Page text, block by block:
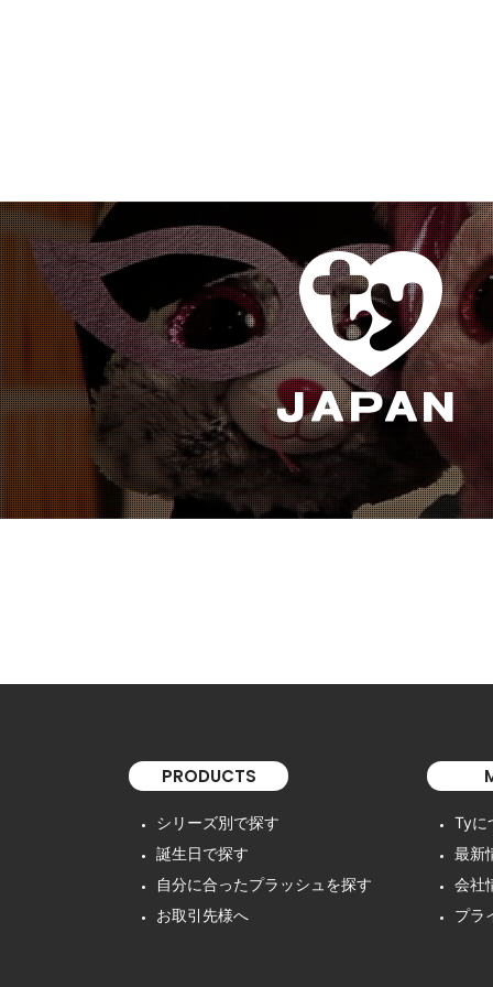
PRODUCTS
シリーズ別で探す
誕生日で探す
自分に合ったプラッシュを探す
お取引先様へ
Tyに
最新
会社
プラ